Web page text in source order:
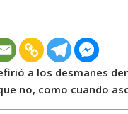
a los desmanes
no, como cuando